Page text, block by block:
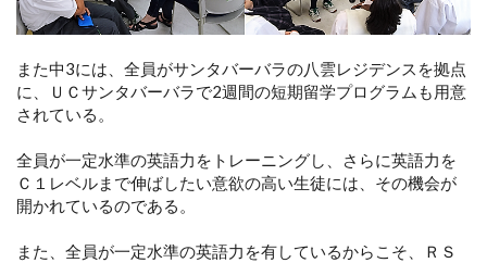
また中3には、全員がサンタバーバラの八雲レジデンスを拠点
に、ＵＣサンタバーバラで2週間の短期留学プログラムも用意
されている。
全員が一定水準の英語力をトレーニングし、さらに英語力を
Ｃ１レベルまで伸ばしたい意欲の高い生徒には、その機会が
開かれているのである。
また、全員が一定水準の英語力を有しているからこそ、ＲＳ